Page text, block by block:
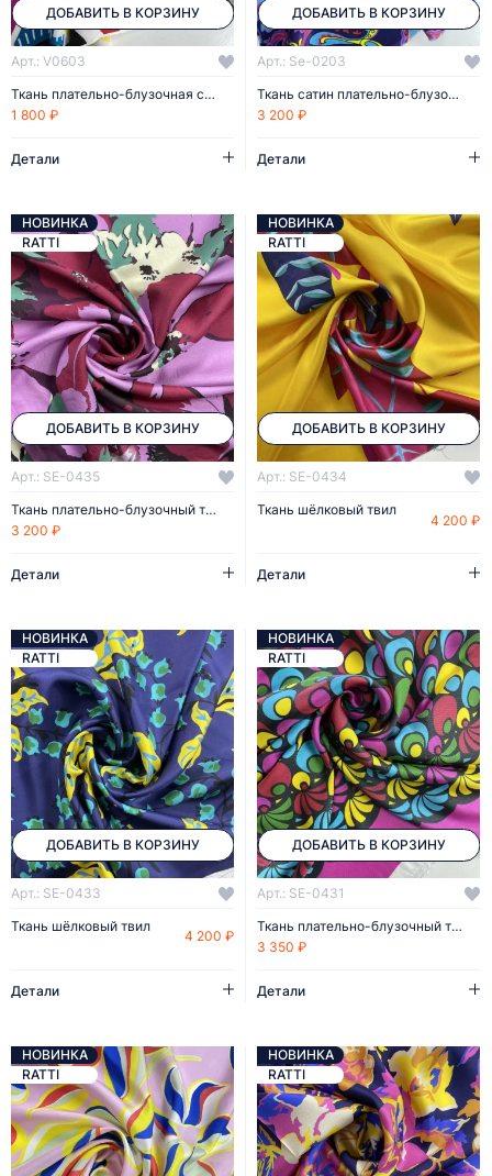
ДОБАВИТЬ В КОРЗИНУ
Арт.: V0603
Ткань плательно-блузочная сатин
1 800 ₽
Детали
ДОБАВИТЬ В КОРЗИНУ
Арт.: Se-0203
Ткань сатин плательно-блузочный
3 200 ₽
Детали
ДОБАВИТЬ В КОРЗИНУ
НОВИНКА
RATTI
Арт.: SE-0435
Ткань плательно-блузочный твил
3 200 ₽
Детали
ДОБАВИТЬ В КОРЗИНУ
НОВИНКА
RATTI
Арт.: SE-0434
Ткань шёлковый твил
4 200 ₽
Детали
ДОБАВИТЬ В КОРЗИНУ
НОВИНКА
RATTI
Арт.: SE-0433
Ткань шёлковый твил
4 200 ₽
Детали
ДОБАВИТЬ В КОРЗИНУ
НОВИНКА
RATTI
Арт.: SE-0431
Ткань плательно-блузочный твил
3 350 ₽
Детали
НОВИНКА
RATTI
НОВИНКА
RATTI